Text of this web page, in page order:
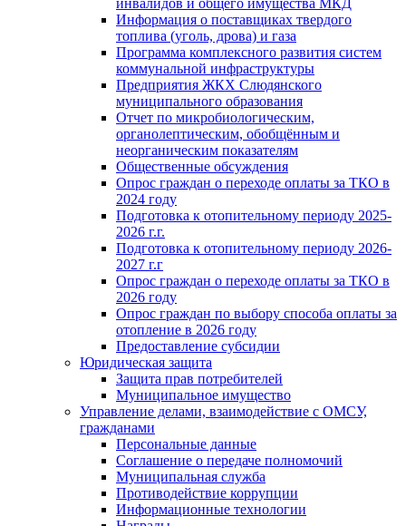
инвалидов и общего имущества МКД
Информация о поставщиках твердого
топлива (уголь, дрова) и газа
Программа комплексного развития систем
коммунальной инфраструктуры
Предприятия ЖКХ Слюдянского
муниципального образования
Отчет по микробиологическим,
органолептическим, обобщённым и
неорганическим показателям
Общественные обсуждения
Опрос граждан о переходе оплаты за ТКО в
2024 году
Подготовка к отопительному периоду 2025-
2026 г.г.
Подготовка к отопительному периоду 2026-
2027 г.г
Опрос граждан о переходе оплаты за ТКО в
2026 году
Опрос граждан по выбору способа оплаты за
отопление в 2026 году
Предоставление субсидии
Юридическая защита
Защита прав потребителей
Муниципальное имущество
Управление делами, взаимодействие с ОМСУ,
гражданами
Персональные данные
Соглашение о передаче полномочий
Муниципальная служба
Противодействие коррупции
Информационные технологии